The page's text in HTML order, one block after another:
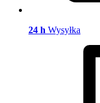
24 h Wysyłka